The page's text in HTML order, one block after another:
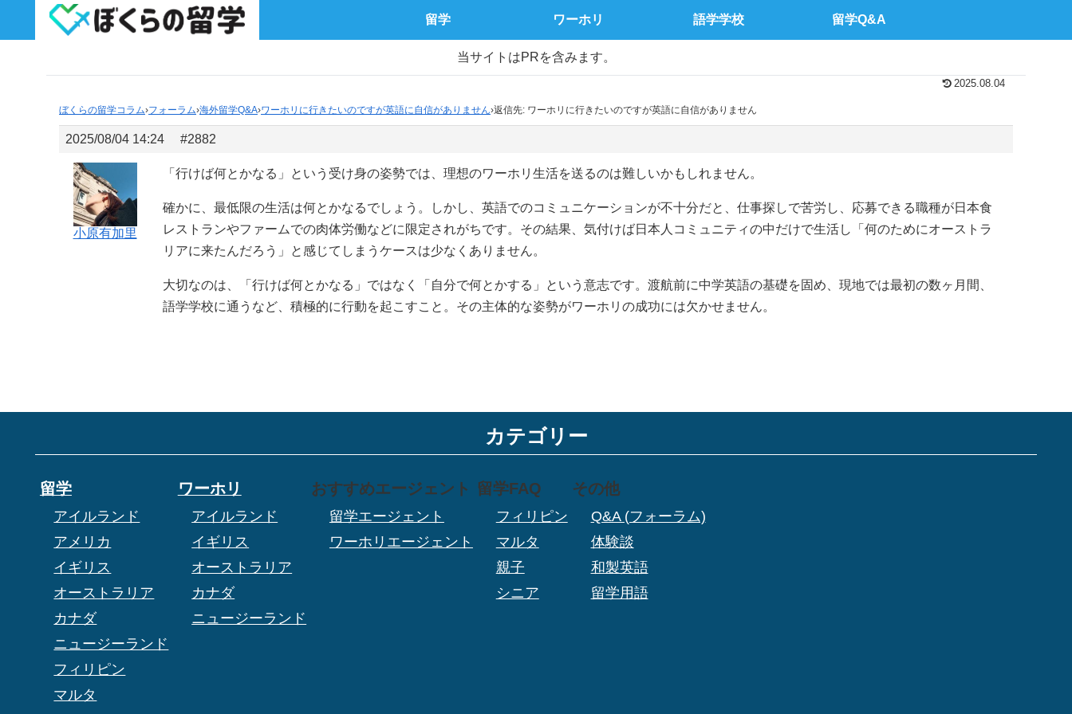
留学 ワーホリ 語学学校 留学Q&A
当サイトはPRを含みます。
2025.08.04
ぼくらの留学コラム›フォーラム›海外留学Q&A›ワーホリに行きたいのですが英語に自信がありません›返信先: ワーホリに行きたいのですが英語に自信がありません
2025/08/04 14:24 #2882
小原有加里
「行けば何とかなる」という受け身の姿勢では、理想のワーホリ生活を送るのは難しいかもしれません。
確かに、最低限の生活は何とかなるでしょう。しかし、英語でのコミュニケーションが不十分だと、仕事探しで苦労し、応募できる職種が日本食
レストランやファームでの肉体労働などに限定されがちです。その結果、気付けば日本人コミュニティの中だけで生活し「何のためにオーストラ
リアに来たんだろう」と感じてしまうケースは少なくありません。
大切なのは、「行けば何とかなる」ではなく「自分で何とかする」という意志です。渡航前に中学英語の基礎を固め、現地では最初の数ヶ月間、
語学学校に通うなど、積極的に行動を起こすこと。その主体的な姿勢がワーホリの成功には欠かせません。
カテゴリー
留学
アイルランド
アメリカ
イギリス
オーストラリア
カナダ
ニュージーランド
フィリピン
マルタ
ワーホリ
アイルランド
イギリス
オーストラリア
カナダ
ニュージーランド
おすすめエージェント
留学エージェント
ワーホリエージェント
留学FAQ
フィリピン
マルタ
親子
シニア
その他
Q&A (フォーラム)
体験談
和製英語
留学用語